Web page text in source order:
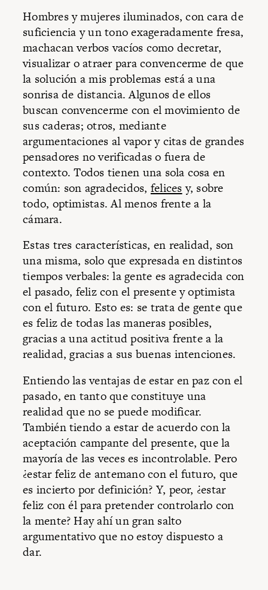
Hombres y mujeres iluminados, con cara de
suficiencia y un tono exageradamente fresa,
machacan verbos vacíos como decretar,
visualizar o atraer para convencerme de que
la solución a mis problemas está a una
sonrisa de distancia. Algunos de ellos
buscan convencerme con el movimiento de
sus caderas; otros, mediante
argumentaciones al vapor y citas de grandes
pensadores no verificadas o fuera de
contexto. Todos tienen una sola cosa en
común: son agradecidos, felicesy, sobre
todo, optimistas. Al menos frente a la
cámara.
Estas tres características, en realidad, son
una misma, solo que expresada en distintos
tiempos verbales: la gente es agradecida con
el pasado, feliz con el presente y optimista
con el futuro. Esto es: se trata de gente que
es feliz de todas las maneras posibles,
gracias a una actitud positiva frente a la
realidad, gracias a sus buenas intenciones.
Entiendo las ventajas de estar en paz con el
pasado, en tanto que constituye una
realidad que no se puede modificar.
También tiendo a estar de acuerdo con la
aceptación campante del presente, que la
mayoría de las veces es incontrolable. Pero
¿estar feliz de antemano con el futuro, que
es incierto por definición? Y, peor, ¿estar
feliz con él para pretender controlarlo con
la mente? Hay ahí un gran salto
argumentativo que no estoy dispuesto a
dar.